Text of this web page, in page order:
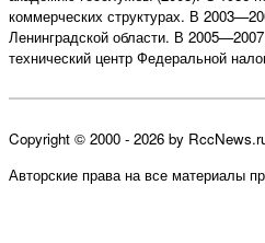
коммерческих структурах. В
Ленинградской области. В
технический центр Федеральной
Copyright © 2000 - 2026 by
Авторские права на все материалы